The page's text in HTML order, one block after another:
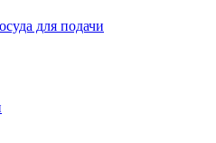
для подачи